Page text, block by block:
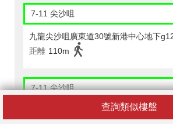
查詢類似樓盤
7-11 尖沙咀
九龍尖沙咀廣東道30號新港中心地下
距離 110m
7-11 尖沙咀
九龍金巴利道 27-33 號永利大廈地下 3